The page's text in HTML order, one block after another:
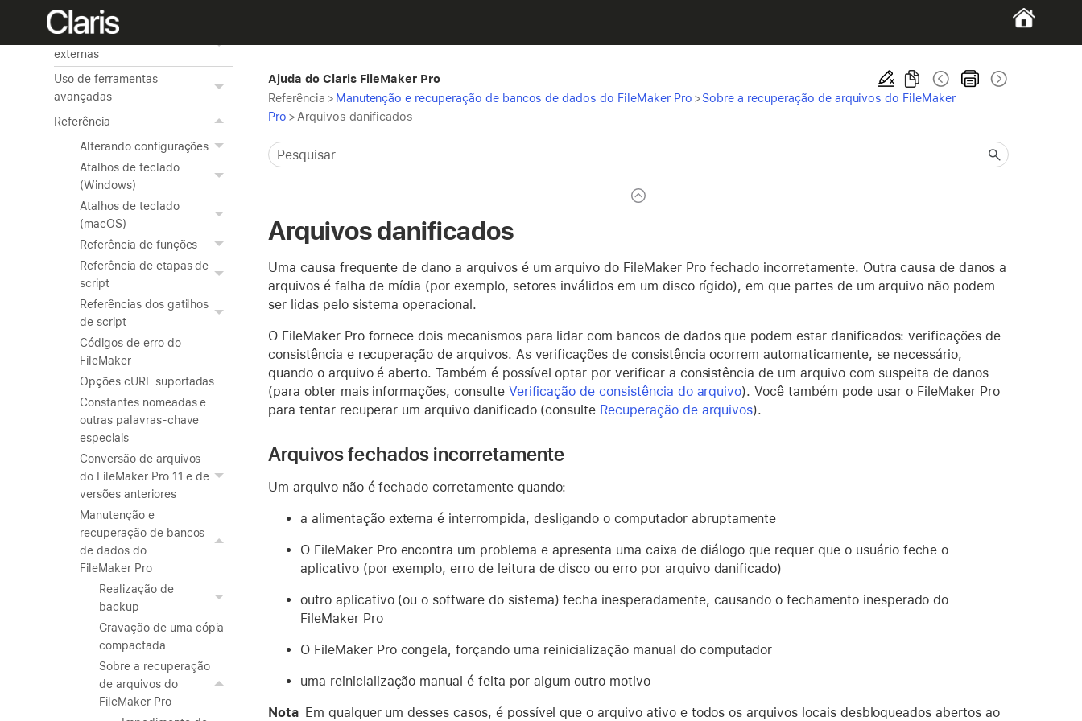
FileMaker Pro
Acesso a fontes de dados
externas
Uso de ferramentas
avançadas
Referência
Alterando configurações
Atalhos de teclado
(Windows)
Atalhos de teclado
(macOS)
Referência de funções
Referência de etapas de
script
Referências dos gatilhos
de script
Códigos de erro do
FileMaker
Opções cURL suportadas
Constantes nomeadas e
outras palavras-chave
especiais
Conversão de arquivos
do FileMaker Pro 11 e de
versões anteriores
Manutenção e
recuperação de bancos
de dados do
FileMaker Pro
Realização de
backup
Gravação de uma cópia
compactada
Sobre a recuperação
de arquivos do
FileMaker Pro
Ajuda do Claris FileMaker Pro
Referência > Manutenção e recuperação de bancos de dados do FileMaker Pro >Sobre a recuperação de arquivos do FileMaker
Pro > Arquivos danificados
Arquivos danificados
Uma causa frequente de dano a arquivos é um arquivo do FileMaker Pro fechado incorretamente. Outra causa de danos a
arquivos é falha de mídia (por exemplo, setores inválidos em um disco rígido), em que partes de um arquivo não podem
ser lidas pelo sistema operacional.
O FileMaker Pro fornece dois mecanismos para lidar com bancos de dados que podem estar danificados: verificações de
consistência e recuperação de arquivos. As verificações de consistência ocorrem automaticamente, se necessário,
quando o arquivo é aberto. Também é possível optar por verificar a consistência de um arquivo com suspeita de danos
(para obter mais informações, consulte Verificação de consistência do arquivo). Você também pode usar o FileMaker Pro
para tentar recuperar um arquivo danificado (consulte Recuperação de arquivos).
Arquivos fechados incorretamente
Um arquivo não é fechado corretamente quando:
a alimentação externa é interrompida, desligando o computador abruptamente
O FileMaker Pro encontra um problema e apresenta uma caixa de diálogo que requer que o usuário feche o
aplicativo (por exemplo, erro de leitura de disco ou erro por arquivo danificado)
outro aplicativo (ou o software do sistema) fecha inesperadamente, causando o fechamento inesperado do
FileMaker Pro
O FileMaker Pro congela, forçando uma reinicialização manual do computador
uma reinicialização manual é feita por algum outro motivo
Nota Em qualquer um desses casos, é possível que o arquivo ativo e todos os arquivos locais desbloqueados abertos ao